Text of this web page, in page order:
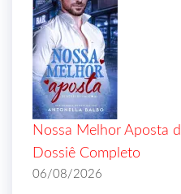
Nossa Melhor Aposta
Dossiê Completo
06/08/2026